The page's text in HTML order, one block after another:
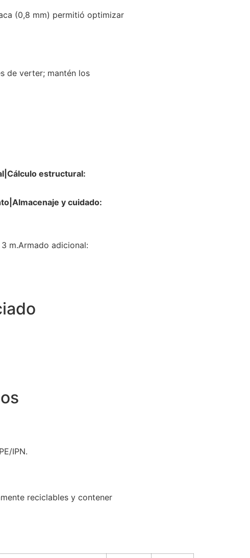
(0,8 mm) permitió optimizar
de verter; mantén los
estructural:
y cuidado:
m.Armado adicional:
IPN.
reciclables y contener